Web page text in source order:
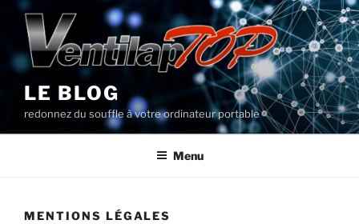
Aller
contenu
principal
LE BLOG
redonnez du souffle à votre ordinateur portable
Menu
MENTIONS LÉGALES